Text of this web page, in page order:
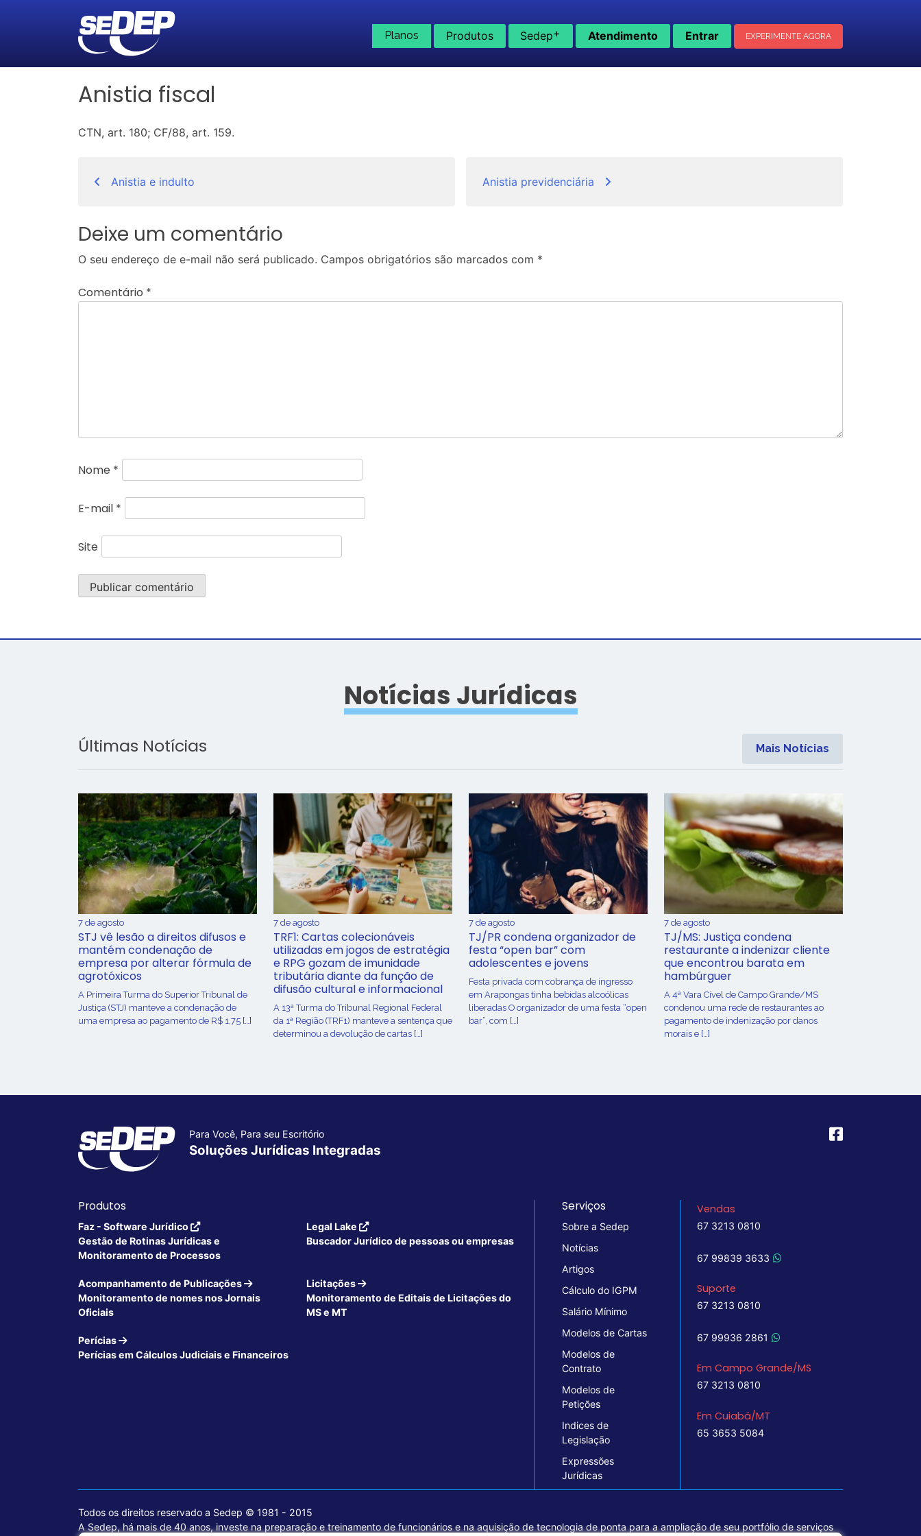
Planos Produtos Sedep+ Atendimento Entrar EXPERIMENTE AGORA
Anistia fiscal
CTN, art. 180; CF/88, art. 159.
Navegação
de
Post
Anistia e indulto Anistia previdenciária
Deixe um comentário
O seu endereço de e-mail não será publicado. Campos obrigatórios são marcados com *
Comentário *
Nome *
E-mail *
Site
Notícias Jurídicas
Últimas Notícias Mais Notícias
7 de agosto
STJ vê lesão a direitos difusos e
mantém condenação de
empresa por alterar fórmula de
agrotóxicos
​A Primeira Turma do Superior Tribunal de
Justiça (STJ) manteve a condenação de
uma empresa ao pagamento de R$ 1,75 […]
7 de agosto
TRF1: Cartas colecionáveis
utilizadas em jogos de estratégia
e RPG gozam de imunidade
tributária diante da função de
difusão cultural e informacional
A 13ª Turma do Tribunal Regional Federal
da 1ª Região (TRF1) manteve a sentença que
determinou a devolução de cartas […]
7 de agosto
TJ/PR condena organizador de
festa “open bar” com
adolescentes e jovens
Festa privada com cobrança de ingresso
em Arapongas tinha bebidas alcoólicas
liberadas O organizador de uma festa “open
bar”, com […]
7 de agosto
TJ/MS: Justiça condena
restaurante a indenizar cliente
que encontrou barata em
hambúrguer
A 4ª Vara Cível de Campo Grande/MS
condenou uma rede de restaurantes ao
pagamento de indenização por danos
morais e […]
Para Você, Para seu Escritório
Soluções Jurídicas Integradas
Produtos
Faz - Software Jurídico
Gestão de Rotinas Jurídicas e
Monitoramento de Processos
Legal Lake
Buscador Jurídico de pessoas ou empresas
Acompanhamento de Publicações
Monitoramento de nomes nos Jornais
Oficiais
Licitações
Monitoramento de Editais de Licitações do
MS e MT
Perícias
Perícias em Cálculos Judiciais e Financeiros
Serviços
Sobre a Sedep
Notícias
Artigos
Cálculo do IGPM
Salário Mínimo
Modelos de Cartas
Modelos de
Contrato
Modelos de
Petições
Indices de
Legislação
Expressões
Jurídicas
Vendas
67 3213 0810
67 99839 3633
Suporte
67 3213 0810
67 99936 2861
Em Campo Grande/MS
67 3213 0810
Em Cuiabá/MT
65 3653 5084
Todos os direitos reservado a Sedep © 1981 - 2015
A Sedep, há mais de 40 anos, investe na preparação e treinamento de funcionários e na aquisição de tecnologia de ponta para a ampliação de seu portfólio de serviços